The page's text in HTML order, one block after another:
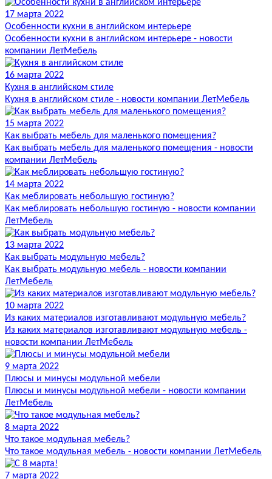
17 марта 2022
Особенности кухни в английском интерьере
Особенности кухни в английском интерьере - новости
компании ЛетМебель
16 марта 2022
Кухня в английском стиле
Кухня в английском стиле - новости компании ЛетМебель
15 марта 2022
Как выбрать мебель для маленького помещения?
Как выбрать мебель для маленького помещения - новости
компании ЛетМебель
14 марта 2022
Как меблировать небольшую гостиную?
Как меблировать небольшую гостиную - новости компании
ЛетМебель
13 марта 2022
Как выбрать модульную мебель?
Как выбрать модульную мебель - новости компании
ЛетМебель
10 марта 2022
Из каких материалов изготавливают модульную мебель?
Из каких материалов изготавливают модульную мебель -
новости компании ЛетМебель
9 марта 2022
Плюсы и минусы модульной мебели
Плюсы и минусы модульной мебели - новости компании
ЛетМебель
8 марта 2022
Что такое модульная мебель?
Что такое модульная мебель - новости компании ЛетМебель
7 марта 2022